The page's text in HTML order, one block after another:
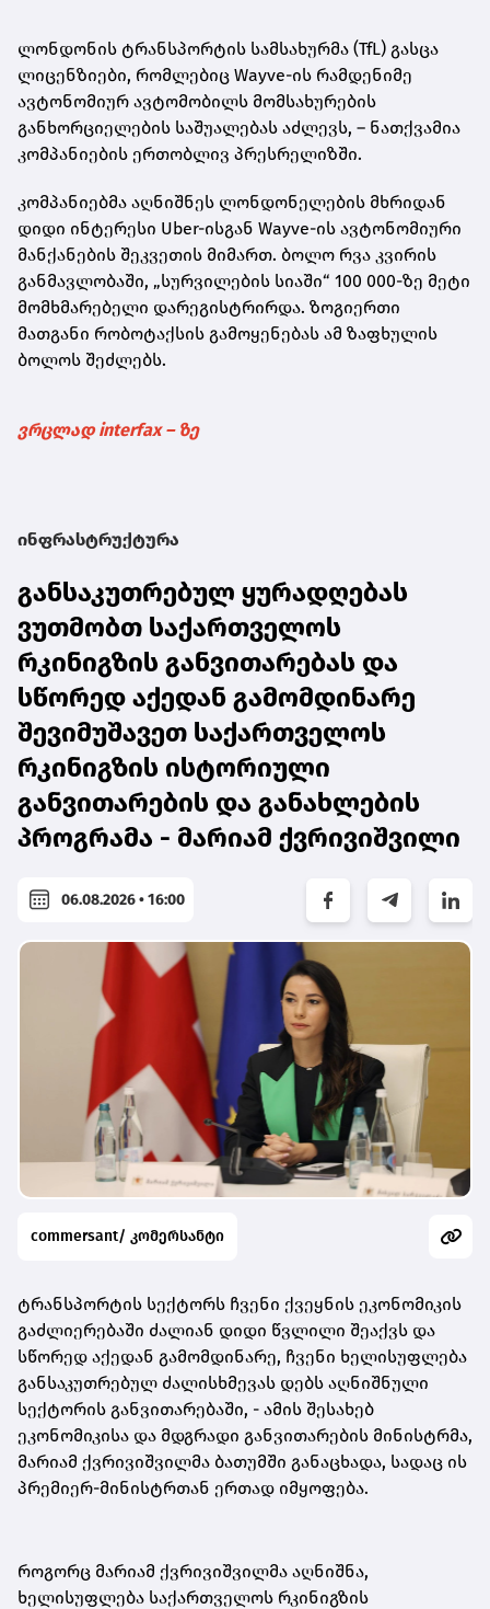
ლონდონის ტრანსპორტის სამსახურმა (TfL) გასცა
ლიცენზიები, რომლებიც Wayve-ის რამდენიმე
ავტონომიურ ავტომობილს მომსახურების
განხორციელების საშუალებას აძლევს, – ნათქვამია
კომპანიების ერთობლივ პრესრელიზში.
კომპანიებმა აღნიშნეს ლონდონელების მხრიდან
დიდი ინტერესი Uber-ისგან Wayve-ის ავტონომიური
მანქანების შეკვეთის მიმართ. ბოლო რვა კვირის
განმავლობაში, „სურვილების სიაში“ 100 000-ზე მეტი
მომხმარებელი დარეგისტრირდა. ზოგიერთი
მათგანი რობოტაქსის გამოყენებას ამ ზაფხულის
ბოლოს შეძლებს.
ვრცლად interfax – ზე
ინფრასტრუქტურა
განსაკუთრებულ ყურადღებას
ვუთმობთ საქართველოს
რკინიგზის განვითარებას და
სწორედ აქედან გამომდინარე
შევიმუშავეთ საქართველოს
რკინიგზის ისტორიული
განვითარების და განახლების
პროგრამა - მარიამ ქვრივიშვილი
06.08.2026 • 16:00
commersant/ კომერსანტი
ტრანსპორტის სექტორს ჩვენი ქვეყნის ეკონომიკის
გაძლიერებაში ძალიან დიდი წვლილი შეაქვს და
სწორედ აქედან გამომდინარე, ჩვენი ხელისუფლება
განსაკუთრებულ ძალისხმევას დებს აღნიშნული
სექტორის განვითარებაში, - ამის შესახებ
ეკონომიკისა და მდგრადი განვითარების მინისტრმა,
მარიამ ქვრივიშვილმა ბათუმში განაცხადა, სადაც ის
პრემიერ-მინისტრთან ერთად იმყოფება.
როგორც მარიამ ქვრივიშვილმა აღნიშნა,
ხელისუფლება საქართველოს რკინიგზის